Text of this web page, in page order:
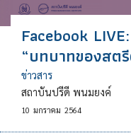
Facebook
“บทบาทของสต
ข่าวสาร
สถาบันปรีดี พนมยงค์
10 มกราคม 2564